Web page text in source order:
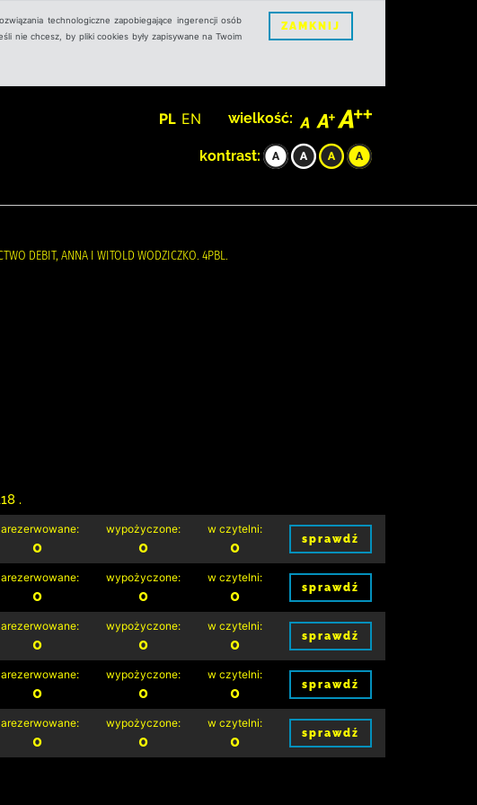
technologiczne zapobiegające ingerencji osób
nie chcesz, by pliki cookies były zapisywane na Twoim
ZAMKNIJ
PL EN wielkość:
kontrast:
DEBIT, ANNA I WITOLD WODZICZKO. 4PBL.
.
0
wypożyczone:
0
w czytelni:
0 sprawdź
0
wypożyczone:
0
w czytelni:
0 sprawdź
0
wypożyczone:
0
w czytelni:
0 sprawdź
0
wypożyczone:
0
w czytelni:
0 sprawdź
0
wypożyczone:
0
w czytelni:
0 sprawdź